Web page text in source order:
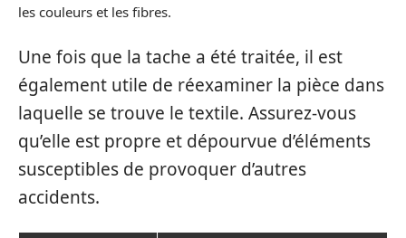
les couleurs et les fibres.
Une fois que la tache a été traitée, il est
également utile de réexaminer la pièce dans
laquelle se trouve le textile. Assurez-vous
qu’elle est propre et dépourvue d’éléments
susceptibles de provoquer d’autres
accidents.